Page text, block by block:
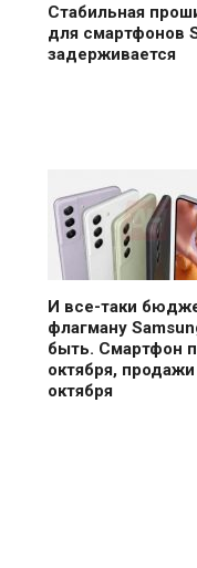
Стабильная
для смартфонов
задерживается
И все-таки
флагману
быть. Смартфон
октября,
октября